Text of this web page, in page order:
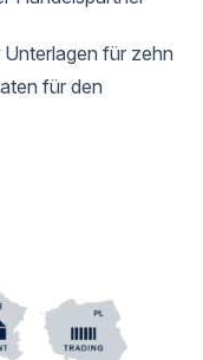
für zehn
für den